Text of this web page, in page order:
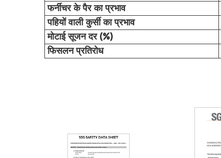
फर्नीचर के पैर का प्रभाव
पहियों वाली कुर्सी का प्रभाव
मोटाई सूजन दर (%)
फिसलन प्रतिरोध